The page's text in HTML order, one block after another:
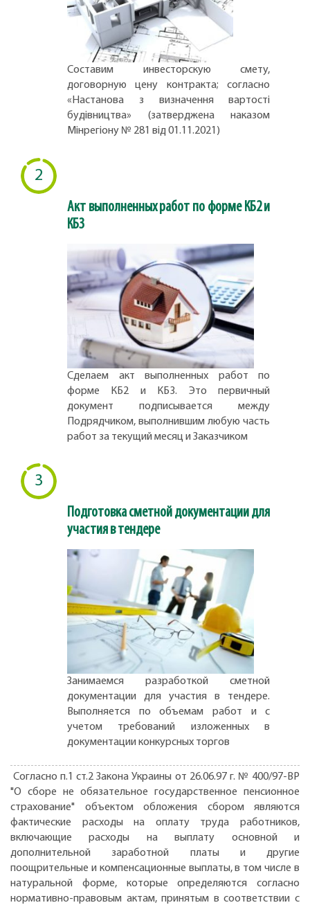
Составим инвесторскую смету,
договорную цену контракта; согласно
«Настанова з визначення вартості
будівництва» (затверджена наказом
Мінрегіону № 281 від 01.11.2021)
2
Акт выполненных работ по форме КБ2 и
КБ3
Сделаем акт выполненных работ по
форме КБ2 и КБ3. Это первичный
документ подписывается между
Подрядчиком, выполнившим любую часть
работ за текущий месяц и Заказчиком
3
Подготовка сметной документации для
участия в тендере
Занимаемся разработкой сметной
документации для участия в тендере.
Выполняется по объемам работ и с
учетом требований изложенных в
документации конкурсных торгов
Согласно п.1 ст.2 Закона Украины от 26.06.97 г. № 400/97-ВР
"О сборе не обязательное государственное пенсионное
страхование" объектом обложения сбором являются
фактические расходы на оплату труда работников,
включающие расходы на выплату основной и
дополнительной заработной платы и другие
поощрительные и компенсационные выплаты, в том числе в
натуральной форме, которые определяются согласно
нормативно-правовым актам, принятым в соответствии с